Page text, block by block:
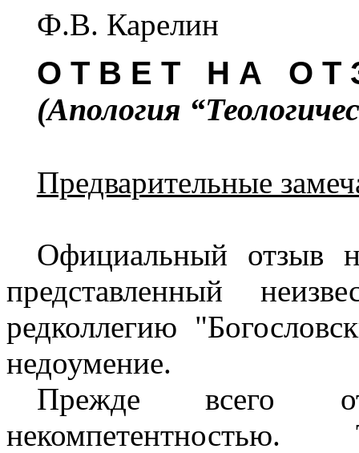
Ф.В. Карелин
О Т В Е Т Н А О Т
(Апология
Предварительные
Официальный отзыв
представленный
редколлегию
недоумение.
Прежде всего